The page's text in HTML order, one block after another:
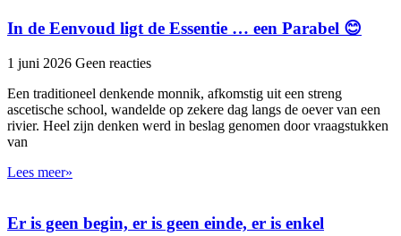
In de Eenvoud ligt de Essentie … een Parabel 😊
1 juni 2026 Geen reacties
Een traditioneel denkende monnik, afkomstig uit een streng
ascetische school, wandelde op zekere dag langs de oever van een
rivier. Heel zijn denken werd in beslag genomen door vraagstukken
van
Lees meer»
Er is geen begin, er is geen einde, er is enkel